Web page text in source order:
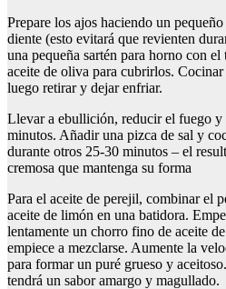
Prepare los ajos haciendo un
diente (esto evitará que revienten
una pequeña sartén para horno con
aceite de oliva para cubrirlos.
luego retirar y dejar enfriar.
Llevar a ebullición, reducir el fuego y
minutos. Añadir una pizca de sal y
durante otros 25-30 minutos – el
cremosa que mantenga su forma
Para el aceite de perejil, combinar el
aceite de limón en una batidora.
lentamente un chorro fino de aceite
empiece a mezclarse. Aumente la
para formar un puré grueso y
tendrá un sabor amargo y magullado.